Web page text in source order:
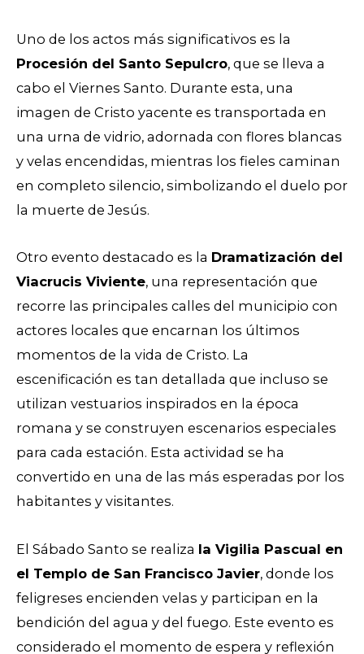
Uno de los actos más significativos es la
Procesión del Santo Sepulcro, que se lleva a
cabo el Viernes Santo. Durante esta, una
imagen de Cristo yacente es transportada en
una urna de vidrio, adornada con flores blancas
y velas encendidas, mientras los fieles caminan
en completo silencio, simbolizando el duelo por
la muerte de Jesús.
Otro evento destacado es la Dramatización del
Viacrucis Viviente, una representación que
recorre las principales calles del municipio con
actores locales que encarnan los últimos
momentos de la vida de Cristo. La
escenificación es tan detallada que incluso se
utilizan vestuarios inspirados en la época
romana y se construyen escenarios especiales
para cada estación. Esta actividad se ha
convertido en una de las más esperadas por los
habitantes y visitantes.
El Sábado Santo se realiza la Vigilia Pascual en
el Templo de San Francisco Javier, donde los
feligreses encienden velas y participan en la
bendición del agua y del fuego. Este evento es
considerado el momento de espera y reflexión